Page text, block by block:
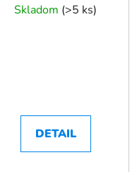
Skladom (>5 ks)
DETAIL